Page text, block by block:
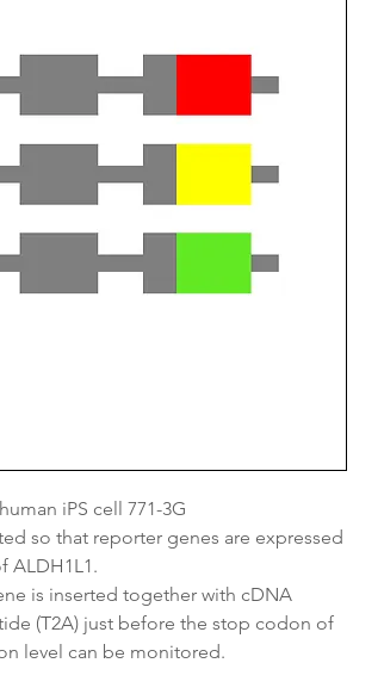
iPS cell 771-3G
so that reporter genes are expressed
ALDH1L1.
is inserted together with cDNA
(T2A) just before the stop codon of
level can be monitored.